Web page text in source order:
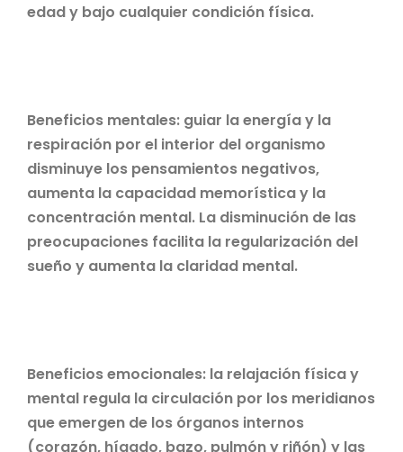
edad y bajo cualquier condición física.
Beneficios mentales: guiar la energía y la
respiración por el interior del organismo
disminuye los pensamientos negativos,
aumenta la capacidad memorística y la
concentración mental. La disminución de las
preocupaciones facilita la regularización del
sueño y aumenta la claridad mental.
Beneficios emocionales: la relajación física y
mental regula la circulación por los meridianos
que emergen de los órganos internos
(corazón, hígado, bazo, pulmón y riñón) y las